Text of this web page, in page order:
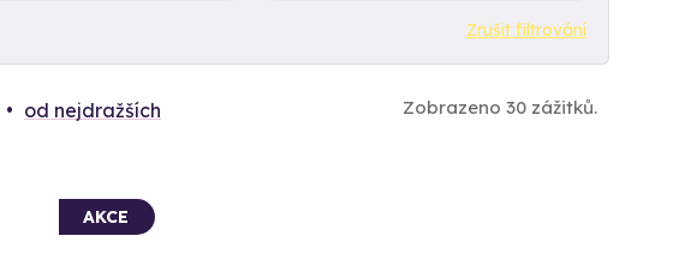
Zrušit filtrování
od nejdražších Zobrazeno 30 zážitků.
AKCE